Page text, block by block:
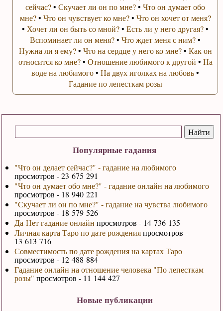
Популярные гадания
"Что он делает сейчас?" - гадание на любимого
просмотров - 23 675 291
"Что он думает обо мне?" - гадание онлайн на любимого
просмотров - 18 940 221
"Скучает ли он по мне?" - гадание на чувства любимого
просмотров - 18 579 526
Да-Нет гадание онлайн просмотров - 14 736 135
Личная карта Таро по дате рожденияпросмотров -
13 613 716
Совместимость по дате рождения на картах Таро
просмотров - 12 488 884
Гадание онлайн на отношение человека "По лепесткам
розы" просмотров - 11 144 427
Новые публикации
сейчас?•Скучает ли он по мне?•Что он думает обо
мне?• Что он чувствует ко мне?• Что он хочет от меня?
• Хочет ли он быть со мной?•Есть ли у него другая?•
Вспоминает ли он меня?•Что ждет меня с ним?•
Нужна ли я ему?• Что на сердце у него ко мне?• Как он
относится ко мне?• Отношение любимого к другой • На
воде на любимого•На двух иголках на любовь•
Гадание по лепесткам розы